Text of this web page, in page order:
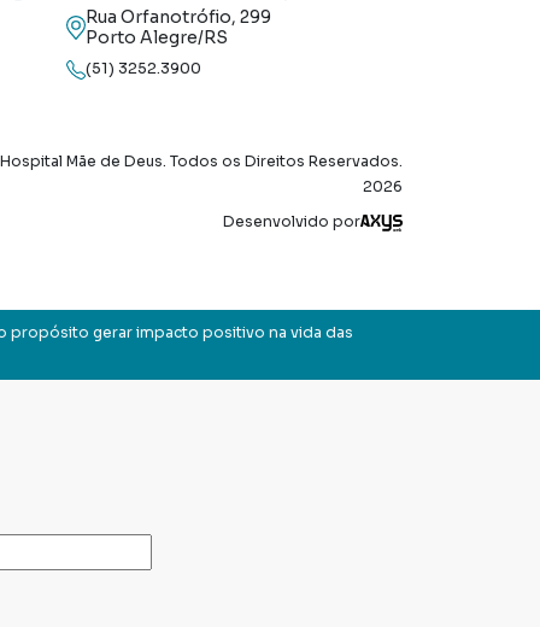
Rua Orfanotrófio, 299
Porto Alegre/RS
(51) 3252.3900
Hospital Mãe de Deus. Todos os Direitos Reservados.
2026
Desenvolvido por
Axysweb
propósito gerar impacto positivo na vida das